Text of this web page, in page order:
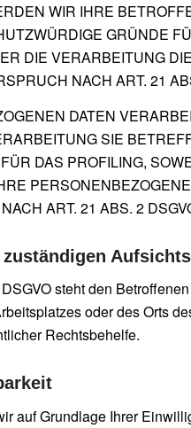
WIR IHRE
GRÜNDE
DIE VERARBEITUNG
NACH ART. 21
DATEN
SIE
DAS PROFILING,
ART. 21 ABS. 2
steht den
oder des Orts
Rechtsbehelfe.
auf Grundlage Ihrer